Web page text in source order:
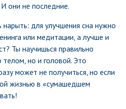
они не последние.
для улучшения сна нужно
или медитации, а лучше и
Ты научишься правильно
телом, но и головой. Это
может не получиться, но если
жизнью в «сумашедшем